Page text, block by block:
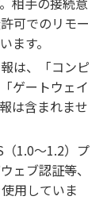
可でのリモー
ます。
は、「コンピ
ゲートウェイ
は含まれませ
1.0～1.2）プ
ェブ認証等、
用していま